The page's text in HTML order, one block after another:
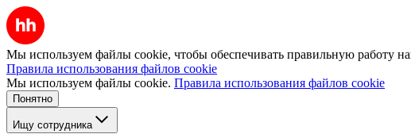
Мы используем файлы cookie, чтобы обеспечивать правильную работу
Правила использования файлов cookie
Мы используем файлы cookie. Правила использования файлов cookie
Понятно
Ищу сотрудника